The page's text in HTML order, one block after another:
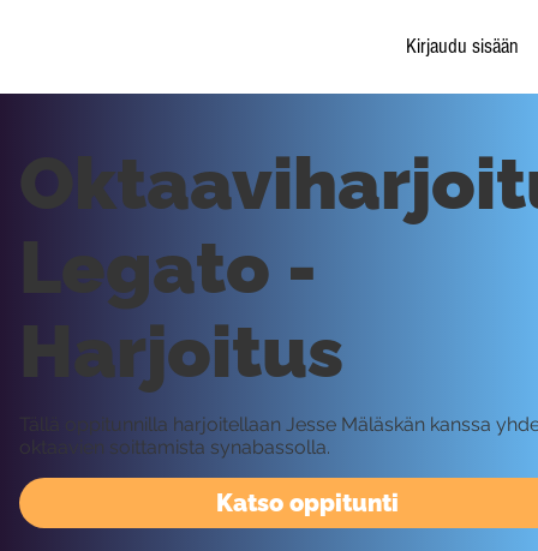
Kirjaudu sisään
Katso oppitunti
Legato -
Harjoitus
Tällä oppitunnilla harjoitellaan Jesse Mäläskän kanssa
oktaavien soittamista synabassolla.